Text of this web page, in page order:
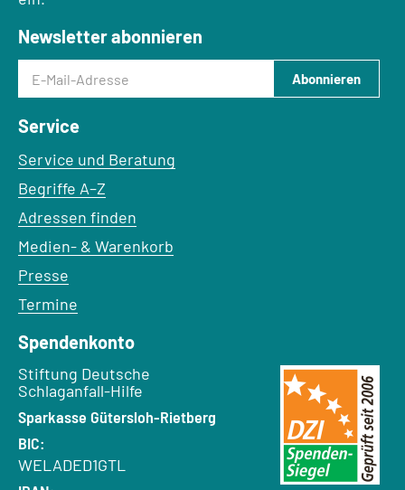
Newsletter abonnieren
Abonnieren
Service
Service und Beratung
Begriffe A–Z
Adressen finden
Medien- & Warenkorb
Presse
Termine
Spendenkonto
Empfänger:
Stiftung Deutsche
Schlaganfall-Hilfe
Bank:
Sparkasse Gütersloh-Rietberg
BIC:
WELADED1GTL